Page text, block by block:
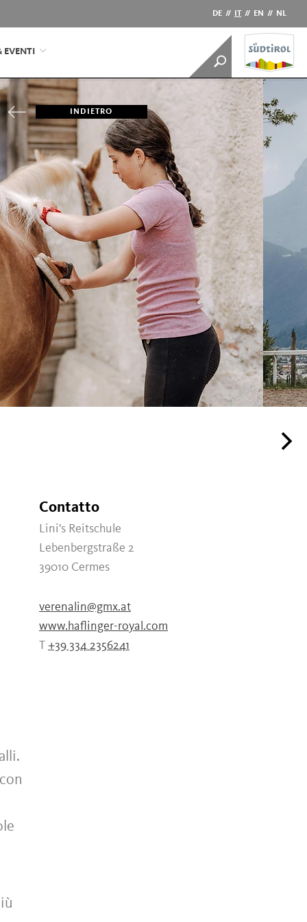
DE // IT // EN // NL
EVENTI
INDIETRO
Contatto
Lini's Reitschule
Lebenbergstraße 2
39010 Cermes
verenalin@gmx.at
www.haflinger-royal.com
T +39 334 2356241